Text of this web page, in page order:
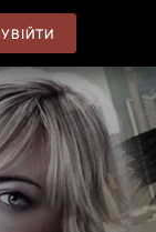
УВІЙТИ